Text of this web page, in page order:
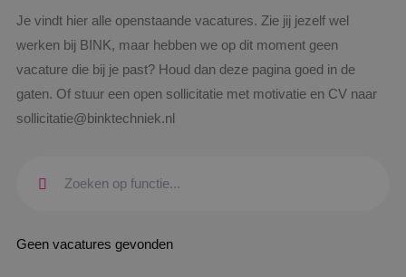
Je vindt hier alle openstaande vacatures. Zie jij jezelf wel
werken bij BINK, maar hebben we op dit moment geen
vacature die bij je past? Houd dan deze pagina goed in de
gaten. Of stuur een open sollicitatie met motivatie en CV naar
sollicitatie@binktechniek.nl
Geen vacatures gevonden